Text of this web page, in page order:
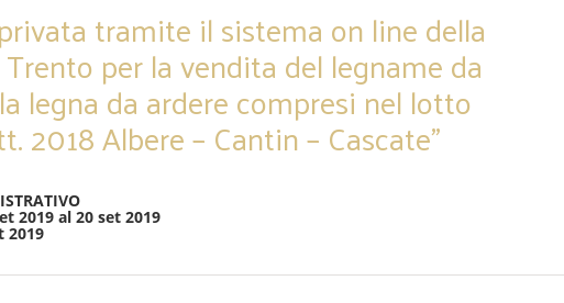
tramite il sistema on line della
Trento per la vendita del legname da
legna da ardere compresi nel lotto
2018 Albere – Cantin – Cascate”
2019 al 20 set 2019
2019